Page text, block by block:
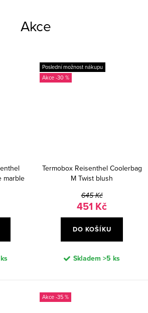
Akce
marble
Poslední možnost nákupu
-30 %
Termobox Reisenthel Coolerbag
M Twist blush
645 Kč
451 Kč
DO KOŠÍKU
Skladem >5 ks
-35 %